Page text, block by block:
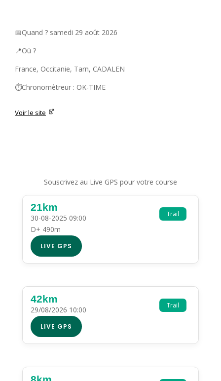
📅Quand ? samedi 29 août 2026
📍Où ?
France, Occitanie, Tarn, CADALEN
⏱️Chronomètreur : OK-TIME
Voir le site
Souscrivez au Live GPS pour votre course
Trail
21km
30-08-2025 09:00
D+ 490m
LIVE GPS
Trail
42km
29/08/2026 10:00
LIVE GPS